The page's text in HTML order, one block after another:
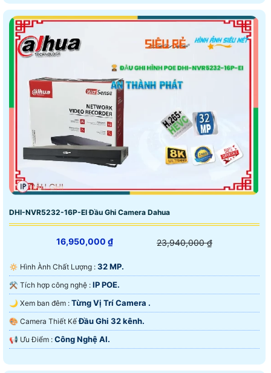
DHI-NVR5232-16P-EI Đầu Ghi Camera Dahua
16,950,000 ₫ 23,940,000 ₫
🔅 Hình Ành Chất Lượng : 32 MP.
⚒ Tích hợp công nghệ : IP POE.
🌙 Xem ban đêm : Từng Vị Trí Camera .
🎨 Camera Thiết KếĐầu Ghi 32 kênh.
️📢 Ưu Điểm : Công Nghệ AI.